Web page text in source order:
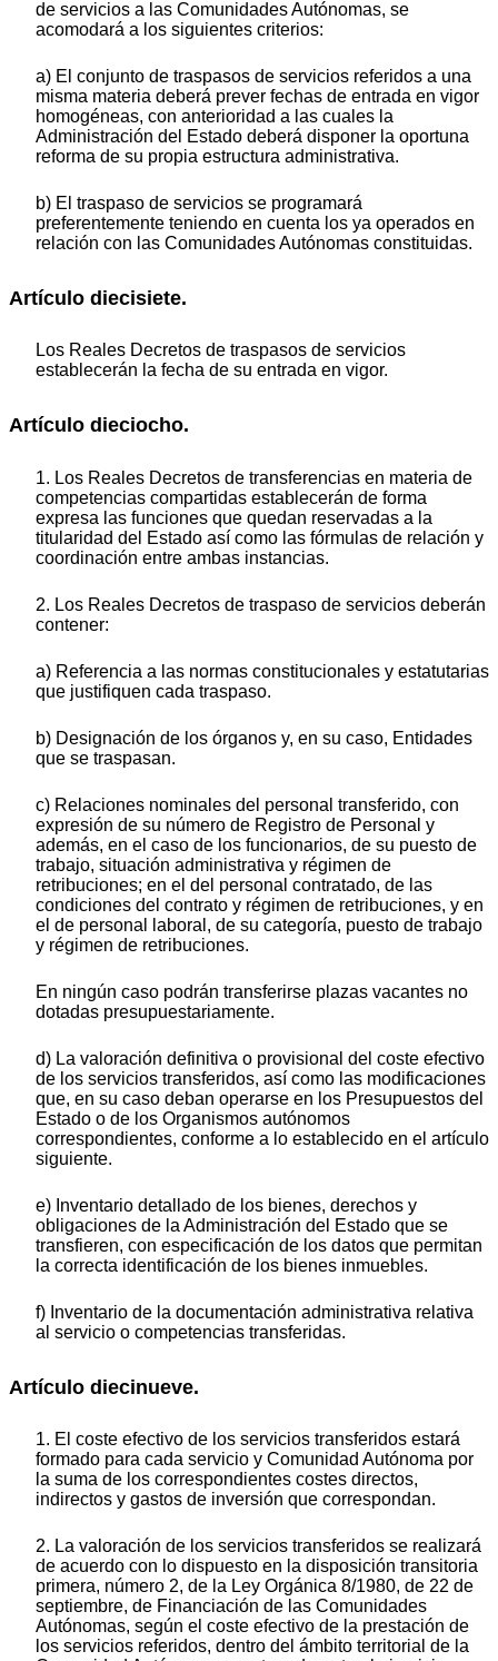
de servicios a las Comunidades Autónomas, se
acomodará a los siguientes criterios:
a) El conjunto de traspasos de servicios referidos a una
misma materia deberá prever fechas de entrada en vigor
homogéneas, con anterioridad a las cuales la
Administración del Estado deberá disponer la oportuna
reforma de su propia estructura administrativa.
b) El traspaso de servicios se programará
preferentemente teniendo en cuenta los ya operados en
relación con las Comunidades Autónomas constituidas.
Artículo diecisiete.
Los Reales Decretos de traspasos de servicios
establecerán la fecha de su entrada en vigor.
Artículo dieciocho.
1. Los Reales Decretos de transferencias en materia de
competencias compartidas establecerán de forma
expresa las funciones que quedan reservadas a la
titularidad del Estado así como las fórmulas de relación y
coordinación entre ambas instancias.
2. Los Reales Decretos de traspaso de servicios deberán
contener:
a) Referencia a las normas constitucionales y estatutarias
que justifiquen cada traspaso.
b) Designación de los órganos y, en su caso, Entidades
que se traspasan.
c) Relaciones nominales del personal transferido, con
expresión de su número de Registro de Personal y
además, en el caso de los funcionarios, de su puesto de
trabajo, situación administrativa y régimen de
retribuciones; en el del personal contratado, de las
condiciones del contrato y régimen de retribuciones, y en
el de personal laboral, de su categoría, puesto de trabajo
y régimen de retribuciones.
En ningún caso podrán transferirse plazas vacantes no
dotadas presupuestariamente.
d) La valoración definitiva o provisional del coste efectivo
de los servicios transferidos, así como las modificaciones
que, en su caso deban operarse en los Presupuestos del
Estado o de los Organismos autónomos
correspondientes, conforme a lo establecido en el artículo
siguiente.
e) Inventario detallado de los bienes, derechos y
obligaciones de la Administración del Estado que se
transfieren, con especificación de los datos que permitan
la correcta identificación de los bienes inmuebles.
f) Inventario de la documentación administrativa relativa
al servicio o competencias transferidas.
Artículo diecinueve.
1. El coste efectivo de los servicios transferidos estará
formado para cada servicio y Comunidad Autónoma por
la suma de los correspondientes costes directos,
indirectos y gastos de inversión que correspondan.
2. La valoración de los servicios transferidos se realizará
de acuerdo con lo dispuesto en la disposición transitoria
primera, número 2, de la Ley Orgánica 8/1980, de 22 de
septiembre, de Financiación de las Comunidades
Autónomas, según el coste efectivo de la prestación de
los servicios referidos, dentro del ámbito territorial de la